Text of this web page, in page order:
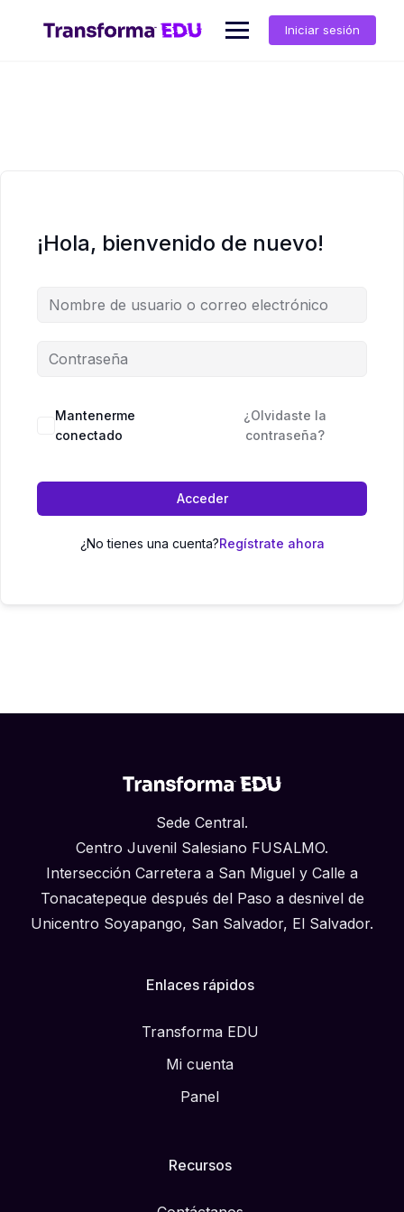
contenido
Iniciar sesión
¡Hola, bienvenido de nuevo!
Mantenerme
conectado
¿Olvidaste la
contraseña?
Acceder
¿No tienes una cuenta?Regístrate ahora
Sede Central.
Centro Juvenil Salesiano FUSALMO.
Intersección Carretera a San Miguel y Calle a
Tonacatepeque después del Paso a desnivel de
Unicentro Soyapango, San Salvador, El Salvador.
Enlaces rápidos
Transforma EDU
Mi cuenta
Panel
Recursos